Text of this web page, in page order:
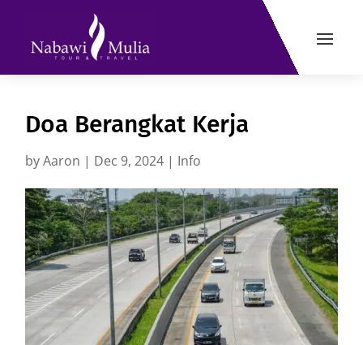
Doa Berangkat Kerja
byAaron | Dec 9, 2024 | Info